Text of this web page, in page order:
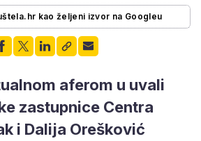
kao željeni izvor na Googleu
aferom u uvali
zastupnice Centra
i Dalija Orešković